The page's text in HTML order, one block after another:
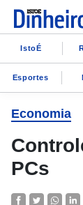
IstoÉ
Esportes
Economia
PCs